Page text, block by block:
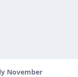
November